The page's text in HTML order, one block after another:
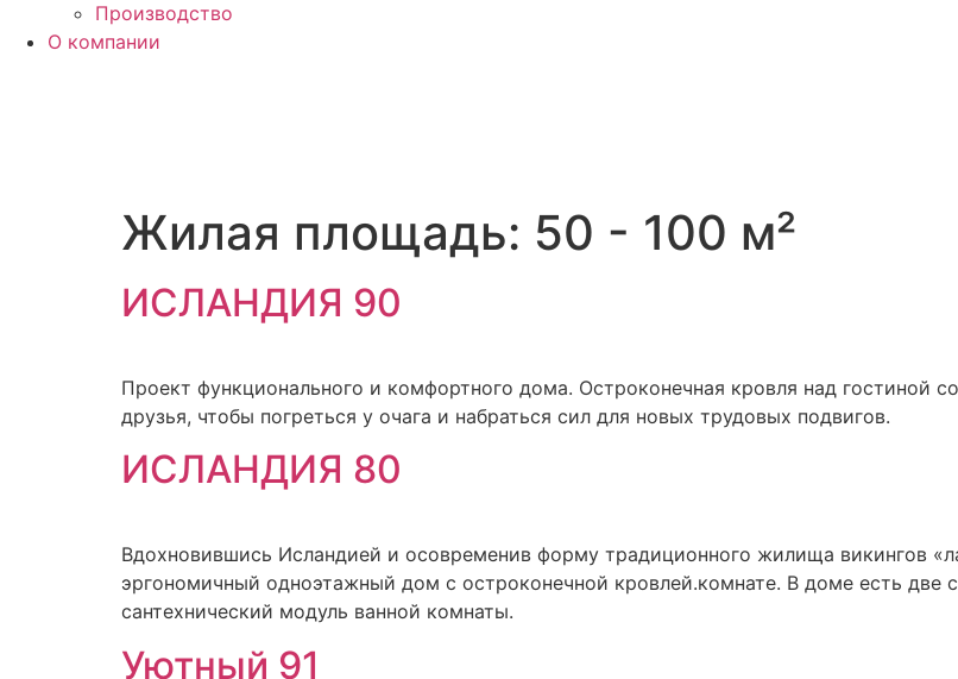
Производство
О компании
Жилая площадь: 50 - 100 м²
ИСЛАНДИЯ 90
Проект функционального и комфортного дома. Остроконечная кровля над гостиной
друзья, чтобы погреться у очага и набраться сил для новых трудовых подвигов.
ИСЛАНДИЯ 80
Вдохновившись Исландией и осовременив форму традиционного жилища викингов
эргономичный одноэтажный дом с остроконечной кровлей.комнате. В доме есть две
сантехнический модуль ванной комнаты.
Уютный 91